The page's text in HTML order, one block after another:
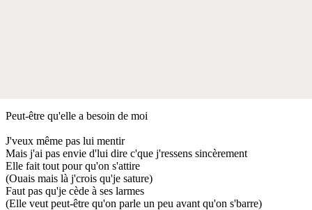
Peut-être qu'elle a besoin de moi
J'veux même pas lui mentir
Mais j'ai pas envie d'lui dire c'que j'ressens sincèrement
Elle fait tout pour qu'on s'attire
(Ouais mais là j'crois qu'je sature)
Faut pas qu'je cède à ses larmes
(Elle veut peut-être qu'on parle un peu avant qu'on s'barre)